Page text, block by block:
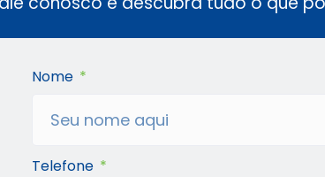
Nome
Telefone